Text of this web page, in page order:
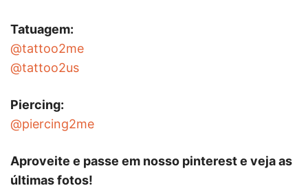
Tatuagem:
@tattoo2me
@tattoo2us
Piercing:
@piercing2me
Aproveite e passe em nosso pinterest e veja as
últimas fotos!